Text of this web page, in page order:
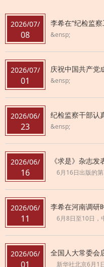
2026/07/
08
李希在“纪检监察工作规范
&ensp;
2026/07/
01
庆祝中国共产党成立
&ensp;
2026/06/
23
纪检监察干部认真学习
&ensp;
2026/06/
16
《求是》杂志发表习
6月16日出版的第12期《求是》杂志将发表中共中央总书记、
2026/06/
11
李希在河南调研时强调 牢固
6月8日至10日，中共中央政治局常委、中央纪委书记李希到河
2026/06/
01
全国人大常委会
新华社北京6月1日电 为推动职业教育法全面正确有效实施，推进现代